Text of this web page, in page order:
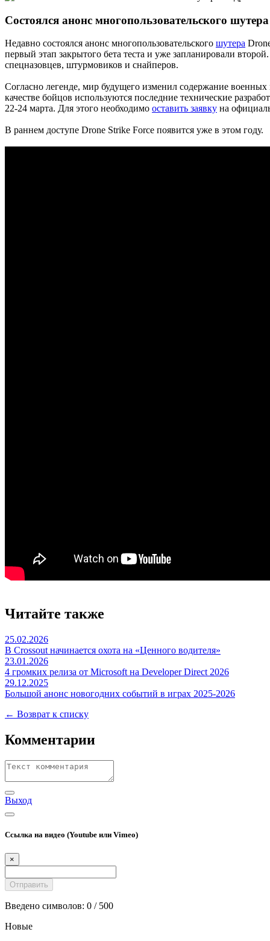
Состоялся анонс многопользовательского
Недавно состоялся анонс многопользовательского шутера
первый этап закрытого бета теста и уже запланировали
спецназовцев, штурмовиков и снайперов.
Согласно легенде, мир будущего изменил содержание
качестве бойцов используются последние технические
22-24 марта. Для этого необходимо оставить заявку на
В раннем доступе Drone Strike Force появится уже в этом году.
Читайте также
25.02.2026
В Crossout начинается охота на «Ценного водителя»
23.01.2026
4 громких релиза от Microsoft на Developer Direct 2026
29.12.2025
Большой анонс новогодних событий в играх 2025-2026
← Возврат к списку
Комментарии
Выход
Ссылка на видео (Youtube или Vimeo)
×
Введено символов: 0 / 500
Новые